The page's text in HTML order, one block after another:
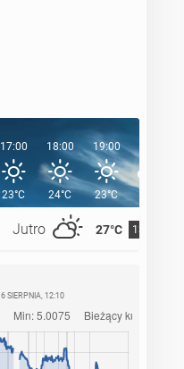
Jutro 27°C 13°C
17:00
23°C
18:00
24°C
19:00
23°C
20:00
6 SIERPNIA, 12:10